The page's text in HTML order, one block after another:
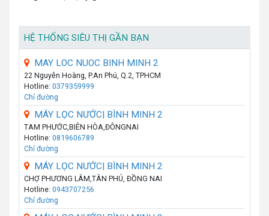
HỆ THỐNG SIÊU THỊ GẦN BẠN
MAY LOC NUOC BINH MINH 2
22 Nguyễn Hoàng, P.An Phú, Q.2, TPHCM
Hotline: 0379359999
Chỉ đường
MÁY LỌC NƯỚC| BÌNH MINH 2
TAM PHƯỚC,BIÊN HÒA,ĐÔNGNAI
Hotline: 0819606789
Chỉ đường
MÁY LỌC NƯỚC| BÌNH MINH 2
CHỢ PHƯƠNG LÂM,TÂN PHÚ, ĐỒNG NAI
Hotline: 0943707256
Chỉ đường